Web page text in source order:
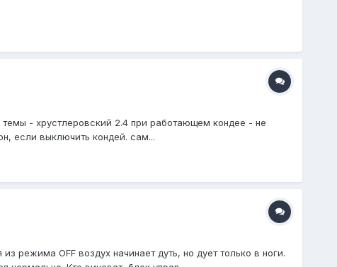
темы - хрустлеровский 2.4 при работающем кондее - не
если выключить кондей. сам...
режима OFF воздух начинает дуть, но дует только в ноги.